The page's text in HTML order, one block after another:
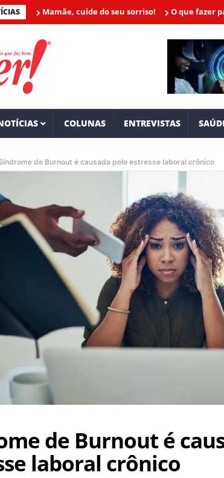
Mamãe, cuide do seu sorriso! O que fazer para não
COLUNAS ENTREVISTAS
de Burnout é causada pelo estresse laboral crônico
de Burnout é
laboral crônico